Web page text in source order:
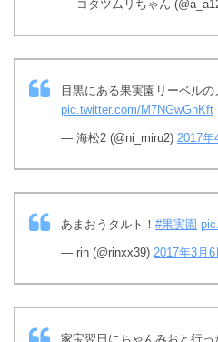
— コタツムリちゃん
目黒にある果実園リーベルの
pic.twitter.com/M7NGwGnKft
— 海松2 (@ni_miru2) 2017年
あまおうタルト！ #果実園
— rin (@rinxx39) 2017年3月6
家宝翌日にちゃんみおと行